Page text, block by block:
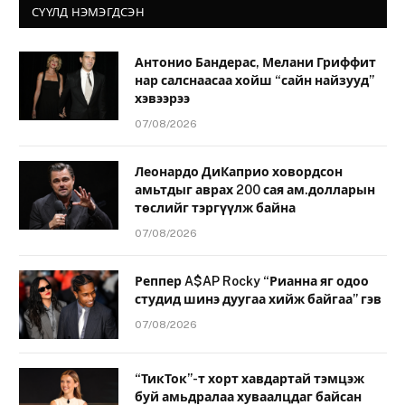
СҮҮЛД НЭМЭГДСЭН
Антонио Бандерас, Мелани Гриффит
нар салснаасаа хойш “сайн найзууд”
хэвээрээ
07/08/2026
Леонардо ДиКаприо ховордсон
амьтдыг аврах 200 сая ам.долларын
төслийг тэргүүлж байна
07/08/2026
Реппер A$AP Rocky “Рианна яг одоо
студид шинэ дуугаа хийж байгаа” гэв
07/08/2026
“ТикТок”-т хорт хавдартай тэмцэж
буй амьдралаа хуваалцдаг байсан